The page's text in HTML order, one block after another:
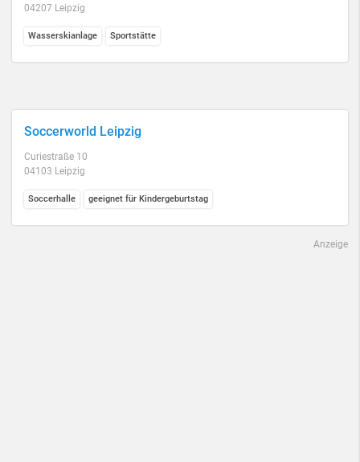
04207 Leipzig
Wasserskianlage Sportstätte
Soccerworld Leipzig
Curiestraße 10
04103 Leipzig
Soccerhalle geeignet für Kindergeburtstag
Anzeige